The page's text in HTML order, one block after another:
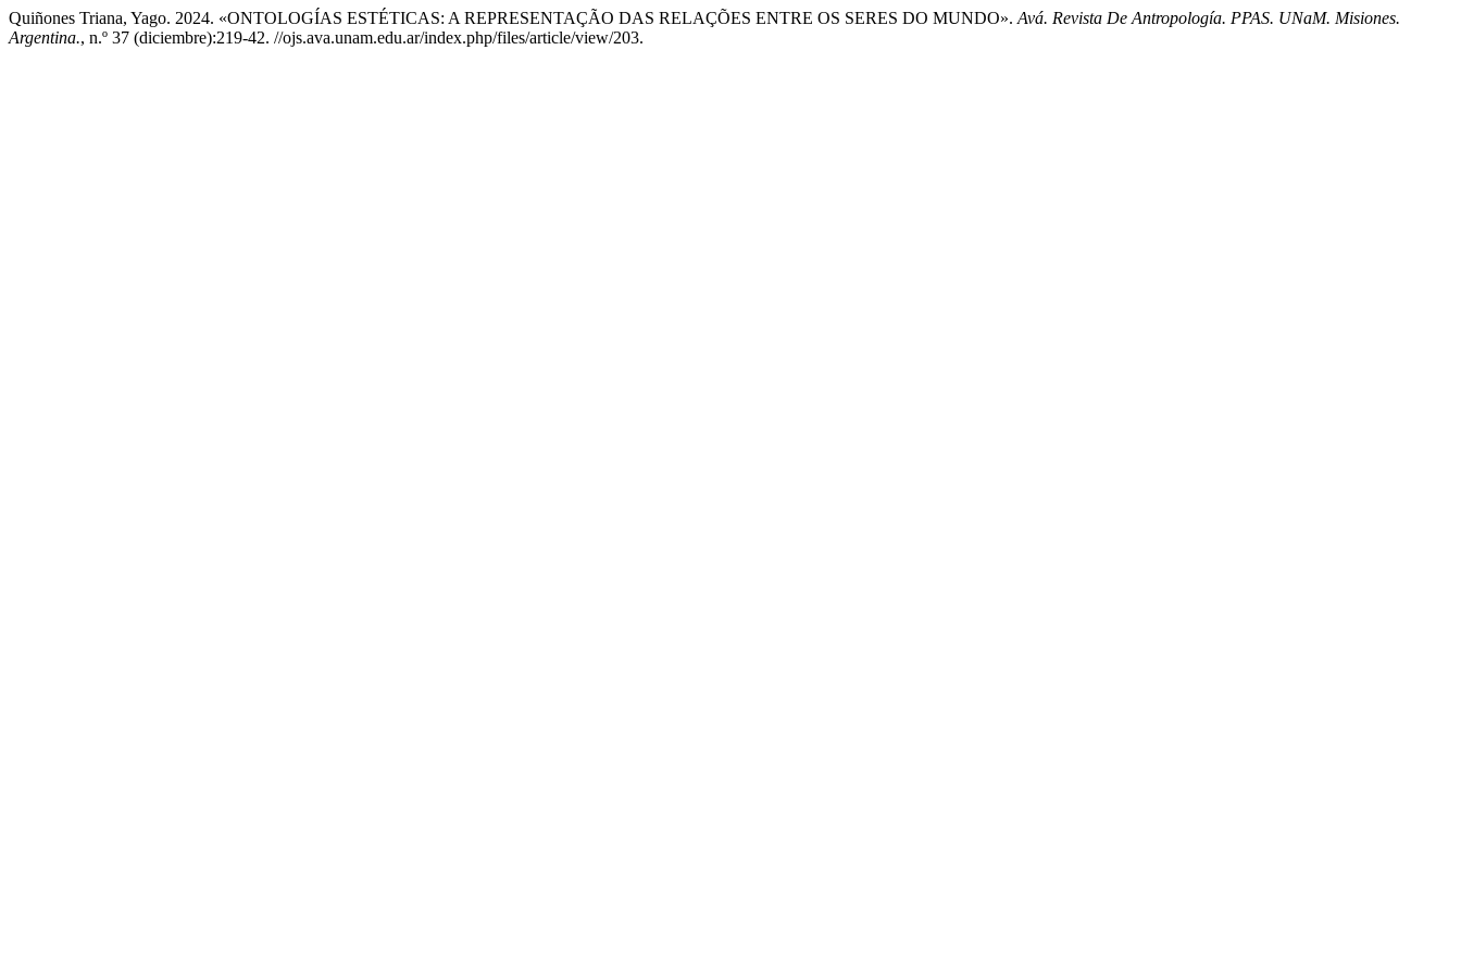
Quiñones Triana, Yago. 2024. «ONTOLOGÍAS ESTÉTICAS: A REPRESENTAÇÃO DAS RELAÇÕES ENTRE OS SERES DO MUNDO». Avá. Revista De Antropología. PPAS. UNaM. Misiones.
Argentina., n.º 37 (diciembre):219-42. //ojs.ava.unam.edu.ar/index.php/files/article/view/203.